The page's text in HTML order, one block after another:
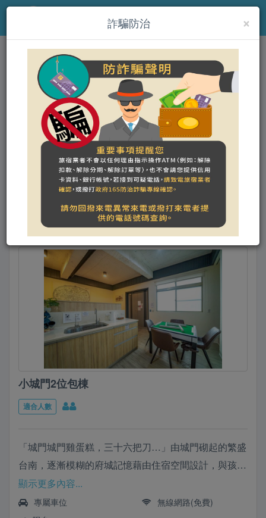
MENU
小城門｜親子寵物 麻將包棟
民宿
線上訂房
入住日期 - 退房日期
搜尋
小城門2位包棟
適合人數
「城門城門雞蛋糕，三十六把刀…」由城門砌起的繁盛
台南，逐漸模糊的府城記憶藉由住宿空間設計，與孩子
唱著童謠，喚起台南城門回憶
顯示更多內容...
專屬車位
無線網路(免費)
×
詐騙防治